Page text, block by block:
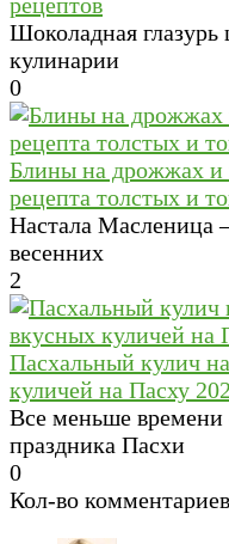
Шоколадная глазурь
кулинарии
0
Блины на дрожжах
рецепта толстых и
Настала
весенних
2
Пасхальный кулич
куличей на Пасху
Все меньше времени
праздника Пасхи
0
Кол-во